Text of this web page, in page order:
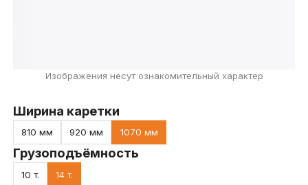
Изображения несут ознакомительный характер
Ширина каретки
810 мм 920 мм 1070 мм
Грузоподъёмность
10 т. 14 т.